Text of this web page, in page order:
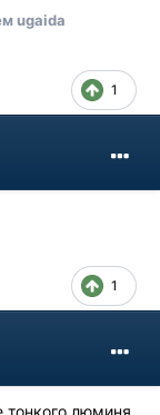
ugaida
1
1
тонкого люминя,